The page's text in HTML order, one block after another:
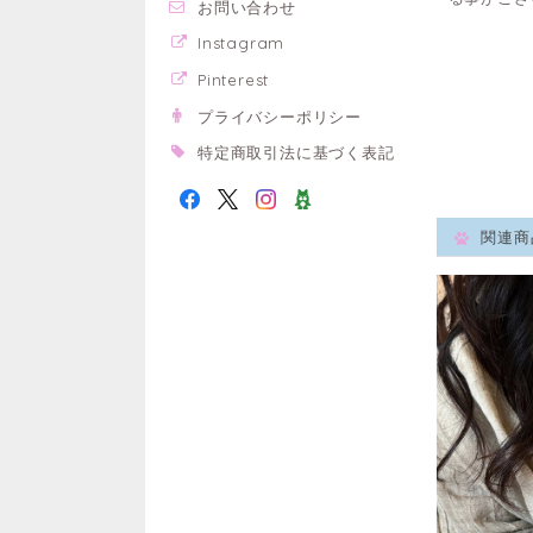
お問い合わせ
Instagram
Pinterest
プライバシーポリシー
特定商取引法に基づく表記
関連